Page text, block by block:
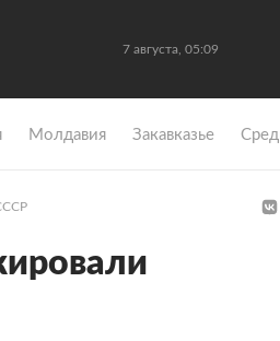
7 августа, 05:09
Молдавия Закавказье